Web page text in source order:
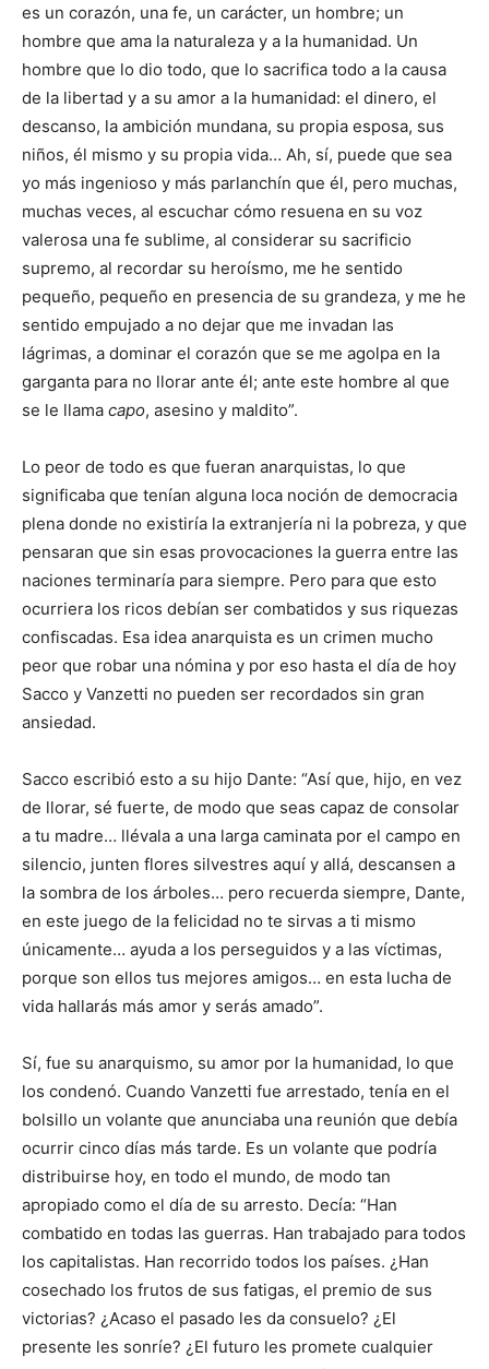
es un corazón, una fe, un carácter, un hombre; un
hombre que ama la naturaleza y a la humanidad. Un
hombre que lo dio todo, que lo sacrifica todo a la causa
de la libertad y a su amor a la humanidad: el dinero, el
descanso, la ambición mundana, su propia esposa, sus
niños, él mismo y su propia vida… Ah, sí, puede que sea
yo más ingenioso y más parlanchín que él, pero muchas,
muchas veces, al escuchar cómo resuena en su voz
valerosa una fe sublime, al considerar su sacrificio
supremo, al recordar su heroísmo, me he sentido
pequeño, pequeño en presencia de su grandeza, y me he
sentido empujado a no dejar que me invadan las
lágrimas, a dominar el corazón que se me agolpa en la
garganta para no llorar ante él; ante este hombre al que
se le llama capo, asesino y maldito”.
Lo peor de todo es que fueran anarquistas, lo que
significaba que tenían alguna loca noción de democracia
plena donde no existiría la extranjería ni la pobreza, y que
pensaran que sin esas provocaciones la guerra entre las
naciones terminaría para siempre. Pero para que esto
ocurriera los ricos debían ser combatidos y sus riquezas
confiscadas. Esa idea anarquista es un crimen mucho
peor que robar una nómina y por eso hasta el día de hoy
Sacco y Vanzetti no pueden ser recordados sin gran
ansiedad.
Sacco escribió esto a su hijo Dante: “Así que, hijo, en vez
de llorar, sé fuerte, de modo que seas capaz de consolar
a tu madre… llévala a una larga caminata por el campo en
silencio, junten flores silvestres aquí y allá, descansen a
la sombra de los árboles… pero recuerda siempre, Dante,
en este juego de la felicidad no te sirvas a ti mismo
únicamente… ayuda a los perseguidos y a las víctimas,
porque son ellos tus mejores amigos… en esta lucha de
vida hallarás más amor y serás amado”.
Sí, fue su anarquismo, su amor por la humanidad, lo que
los condenó. Cuando Vanzetti fue arrestado, tenía en el
bolsillo un volante que anunciaba una reunión que debía
ocurrir cinco días más tarde. Es un volante que podría
distribuirse hoy, en todo el mundo, de modo tan
apropiado como el día de su arresto. Decía: “Han
combatido en todas las guerras. Han trabajado para todos
los capitalistas. Han recorrido todos los países. ¿Han
cosechado los frutos de sus fatigas, el premio de sus
victorias? ¿Acaso el pasado les da consuelo? ¿El
presente les sonríe? ¿El futuro les promete cualquier